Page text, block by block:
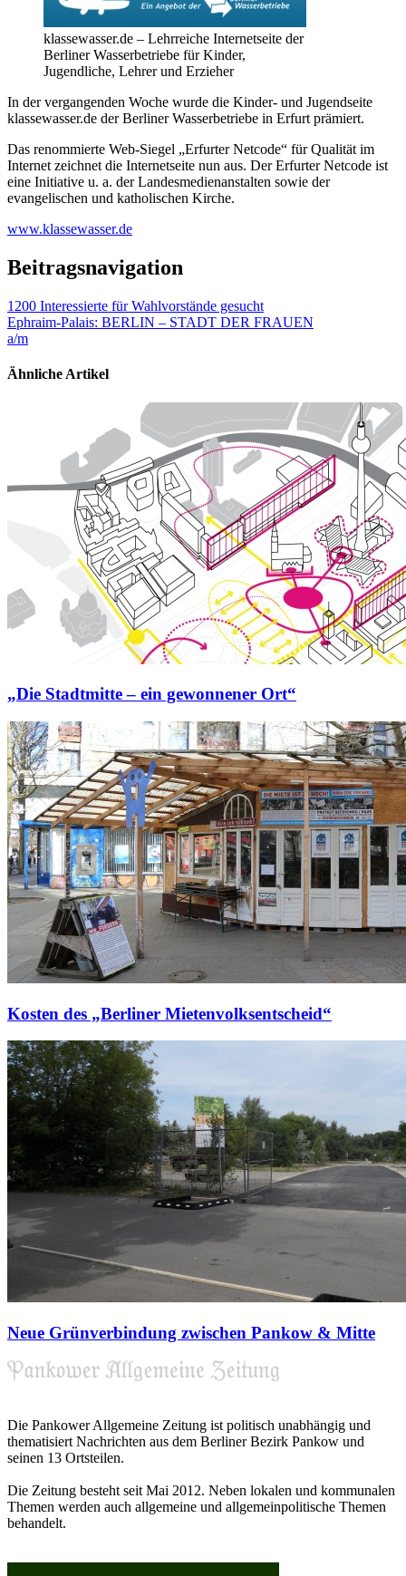
klassewasser.de – Lehrreiche Internetseite der
Berliner Wasserbetriebe für Kinder,
Jugendliche, Lehrer und Erzieher
In der vergangenden Woche wurde die Kinder- und Jugendseite
klassewasser.de der Berliner Wasserbetriebe in Erfurt prämiert.
Das renommierte Web-Siegel „Erfurter Netcode“ für Qualität im
Internet zeichnet die Internetseite nun aus. Der Erfurter Netcode ist
eine Initiative u. a. der Landesmedienanstalten sowie der
evangelischen und katholischen Kirche.
www.klassewasser.de
Beitragsnavigation
1200 Interessierte für Wahlvorstände gesucht
Ephraim-Palais: BERLIN – STADT DER FRAUEN
a/m
Ähnliche Artikel
„Die Stadtmitte – ein gewonnener Ort“
Kosten des „Berliner Mietenvolksentscheid“
Neue Grünverbindung zwischen Pankow & Mitte
Die Pankower Allgemeine Zeitung ist politisch unabhängig und
thematisiert Nachrichten aus dem Berliner Bezirk Pankow und
seinen 13 Ortsteilen.
Die Zeitung besteht seit Mai 2012. Neben lokalen und kommunalen
Themen werden auch allgemeine und allgemeinpolitische Themen
behandelt.